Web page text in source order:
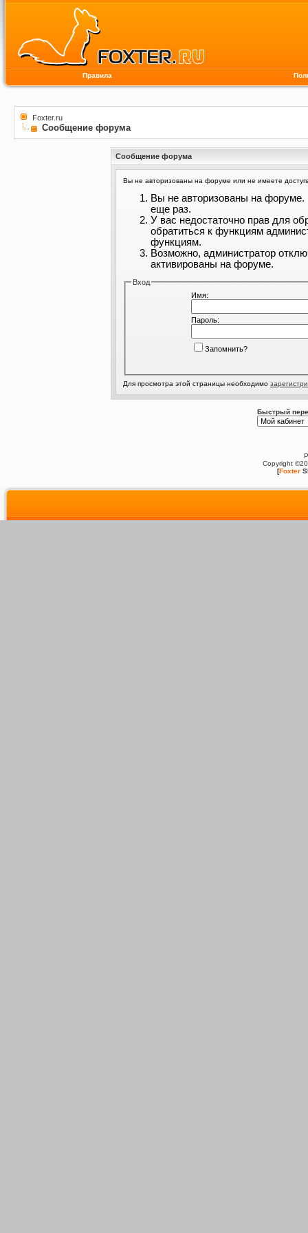
Правила
Foxter.ru
Сообщение форума
Сообщение форума
Вы не авторизованы на форуме или не имеете
Вы не авторизованы на форуме.
еще раз.
У вас недостаточно прав для
обратиться к функциям
функциям.
Возможно, администратор
активированы на форуме.
Вход
Имя:
Пароль:
Запомнить?
Для просмотра этой страницы необходимо
Быстрый
Copyright
[Foxter